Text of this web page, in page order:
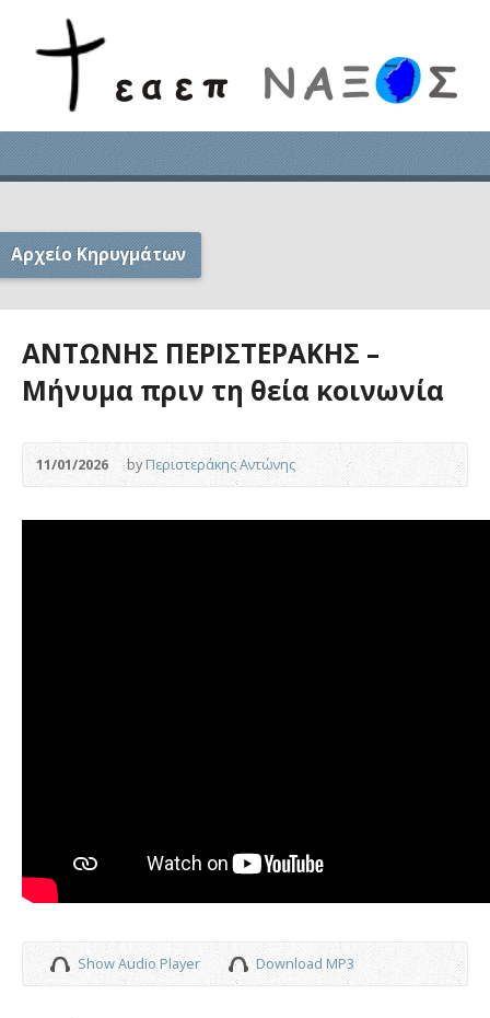
Αρχείο Κηρυγμάτων
ΑΝΤΩΝΗΣ ΠΕΡΙΣΤΕΡΑΚΗΣ –
Μήνυμα πριν τη θεία κοινωνία
11/01/2026 byΠεριστεράκης Αντώνης
Show Audio Player Download MP3